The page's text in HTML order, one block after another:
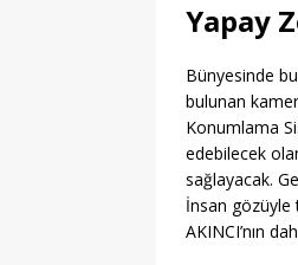
Yapay
Bünyesinde
bulunan
Konumlama
edebilecek
sağlayacak.
İnsan
AKINCI’nın